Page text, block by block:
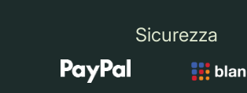
Sicurezza